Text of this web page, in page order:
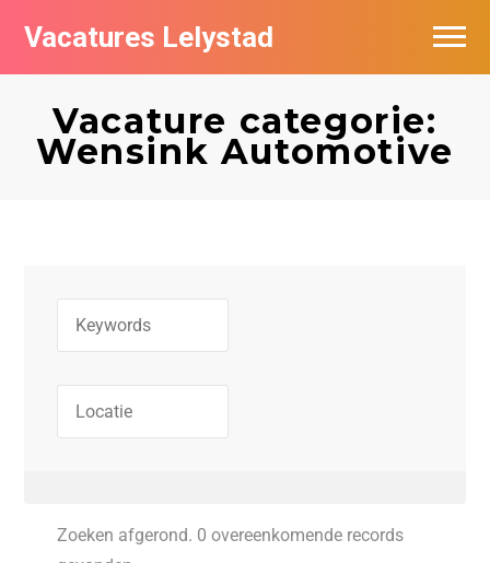
Vacatures Lelystad
Vacature categorie:
Wensink Automotive
Zoeken afgerond. 0 overeenkomende records
Vacatures per bedrijf in Lelystad
De populairste vacatures in Lelystad